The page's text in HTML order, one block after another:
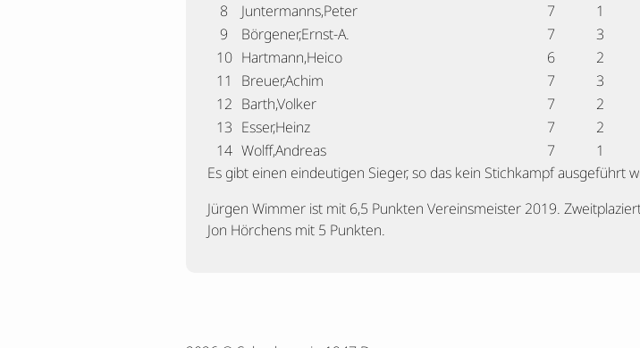
8
Juntermanns,Peter 7 1
9
Börgener,Ernst-A. 7 3
10 Hartmann,Heico 6 2
11
Breuer,Achim 7 3
12 Barth,Volker 7 2
13 Esser,Heinz 7 2
14 Wolff,Andreas 7 1
Es gibt einen eindeutigen Sieger, so das kein Stichkampf ausgeführt
Jürgen Wimmer ist mit 6,5 Punkten Vereinsmeister 2019.
Jon Hörchens mit 5 Punkten.